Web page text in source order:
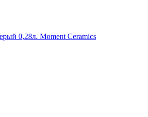
0,28л. Moment Ceramics